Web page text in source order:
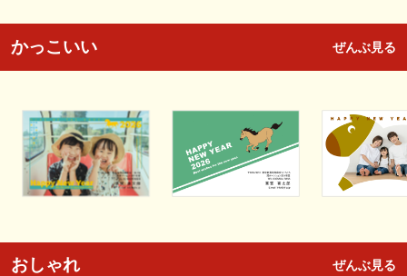
かっこいい ぜんぶ見る
おしゃれ ぜんぶ見る